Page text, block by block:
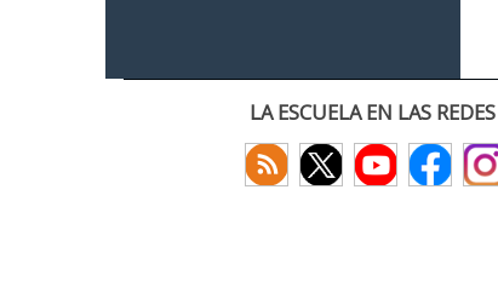
LA ESCUELA EN LAS REDES